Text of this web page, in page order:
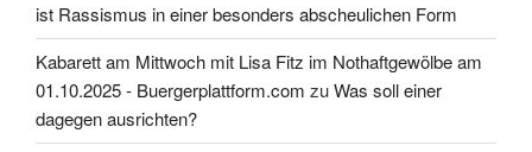
ist Rassismus in einer besonders abscheulichen Form
Kabarett am Mittwoch mit Lisa Fitz im Nothaftgewölbe am
01.10.2025 - Buergerplattform.com zuWas soll einer
dagegen ausrichten?